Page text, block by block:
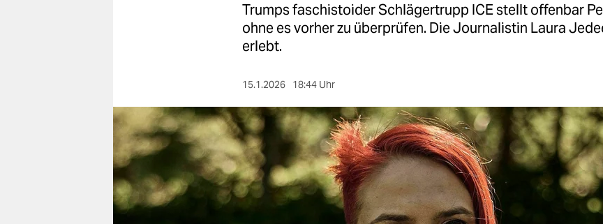
nord
wahrheit
verlag
verlag
Trumps faschistoider Schlägertrupp ICE stellt offenbar
ohne es vorher zu überprüfen. Die Journalistin Laura
erlebt.
15.1.2026 18:44 Uhr